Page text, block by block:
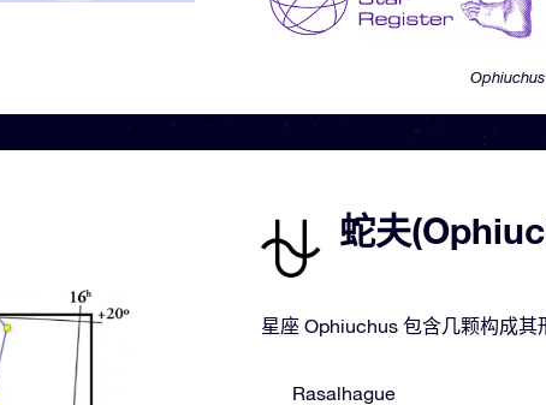
蛇夫
星座 Ophiuchus 包含几颗构成其
Rasalhague